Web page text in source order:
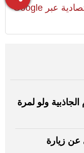
المستجدات السياسية والإقتصادية عبر Google
الجاذبية ولو لمرة
عن زيارة